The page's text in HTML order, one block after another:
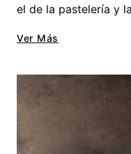
el de la pastelería y
Ver Más